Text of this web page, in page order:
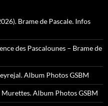
Brame de Pascale. Infos
des Pascalounes – Brame de
Album Photos GSBM
Album Photos GSBM